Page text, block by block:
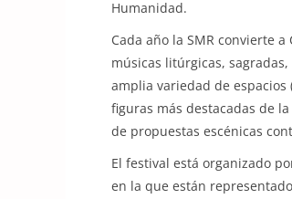
Humanidad.
Cada año la SMR convierte
músicas litúrgicas,
amplia variedad de
figuras más destacadas de
de propuestas escénicas
El festival está organizado
en la que están